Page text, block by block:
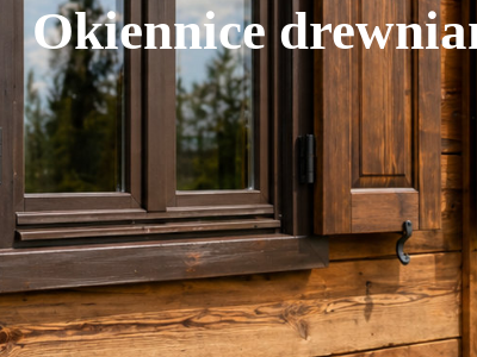
Okiennice